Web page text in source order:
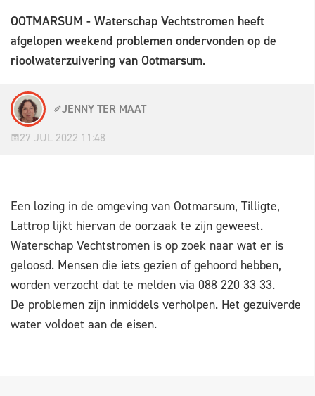
OOTMARSUM - Waterschap Vechtstromen heeft
afgelopen weekend problemen ondervonden op de
rioolwaterzuivering van Ootmarsum.
JENNY TER MAAT
27 JUL 2022 11:48
Een lozing in de omgeving van Ootmarsum, Tilligte,
Lattrop lijkt hiervan de oorzaak te zijn geweest.
Waterschap Vechtstromen is op zoek naar wat er is
geloosd. Mensen die iets gezien of gehoord hebben,
worden verzocht dat te melden via 088 220 33 33.
De problemen zijn inmiddels verholpen. Het gezuiverde
water voldoet aan de eisen.